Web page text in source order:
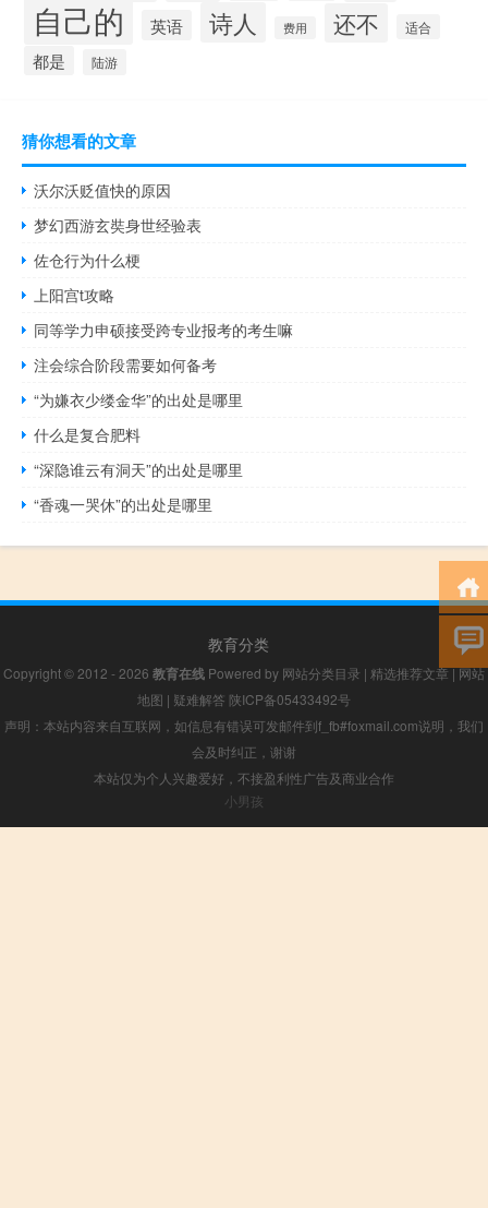
自己的 英语 诗人 费用 还不 适合
都是 陆游
猜你想看的文章
沃尔沃贬值快的原因
梦幻西游玄奘身世经验表
佐仓行为什么梗
上阳宫t攻略
同等学力申硕接受跨专业报考的考生嘛
注会综合阶段需要如何备考
“为嫌衣少缕金华”的出处是哪里
什么是复合肥料
“深隐谁云有洞天”的出处是哪里
“香魂一哭休”的出处是哪里
教育分类
Copyright © 2012 - 2026 教育在线 Powered by 网站分类目录 | 精选推荐文章|网站
地图 | 疑难解答 陕ICP备05433492号
声明：本站内容来自互联网，如信息有错误可发邮件到f_fb#foxmail.com说明，我们
会及时纠正，谢谢
本站仅为个人兴趣爱好，不接盈利性广告及商业合作
小男孩